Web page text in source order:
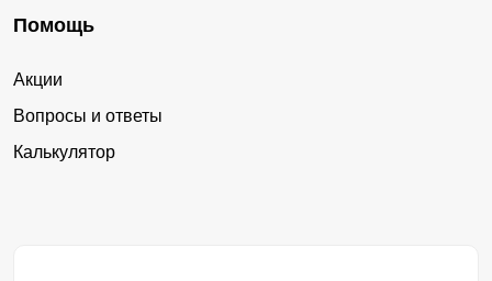
Помощь
Акции
Вопросы и ответы
Калькулятор